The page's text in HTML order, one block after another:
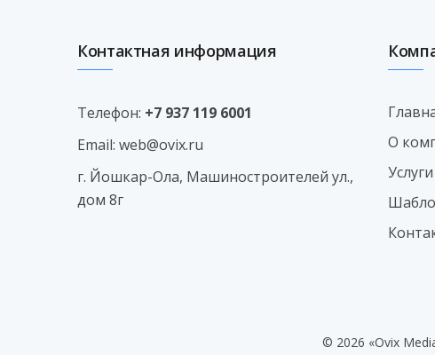
Контактная информация
Телефон: +7 937 119 6001
Email: web@ovix.ru
г. Йошкар-Ола, Машиностроителей ул.,
дом 8г
О
Услуги
© 2026 «Ovix